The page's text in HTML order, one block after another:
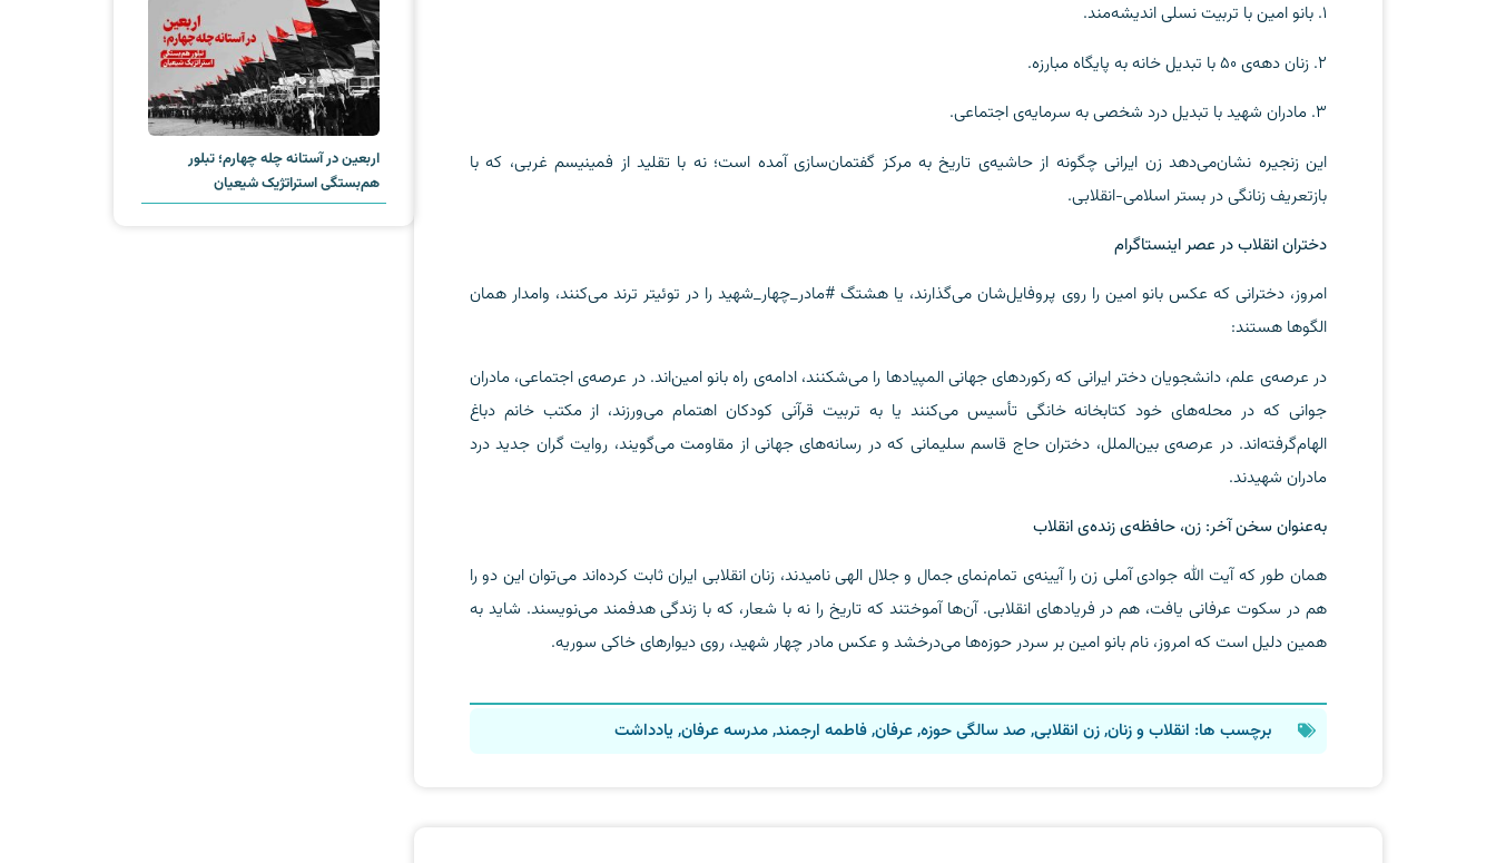
۱. بانو امین با تربیت نسلی اندیشه‌مند.
۲. زنان دهه‌ی ۵۰ با تبدیل خانه به پایگاه مبارزه.
۳. مادران شهید با تبدیل درد شخصی به سرمایه‌ی اجتماعی.
این زنجیره نشان‌می‌دهد زن ایرانی چگونه از حاشیه‌ی تاریخ به مرکز گفتمان‌سازی آمده است؛ نه با تقلید از فمینیسم غربی، که با
بازتعریف زنانگی در بستر اسلامی-انقلابی.
دختران انقلاب در عصر اینستاگرام
امروز، دخترانی که عکس بانو امین را روی پروفایل‌شان می‌گذارند، یا هشتگ #مادر_چهار_شهید را در توئیتر ترند می‌کنند، وامدار همان
الگوها هستند:
در عرصه‌ی علم، دانشجویان دختر ایرانی که رکوردهای جهانی المپیادها را می‌شکنند، ادامه‌ی راه بانو امین‌اند. در عرصه‌ی اجتماعی، مادران
جوانی که در محله‌های خود کتابخانه خانگی تأسیس می‌کنند یا به تربیت قرآنی کودکان اهتمام می‌ورزند، از مکتب خانم دباغ
الهام‌گرفته‌اند. در عرصه‌ی بین‌الملل، دختران حاج قاسم سلیمانی که در رسانه‌های جهانی از مقاومت می‌گویند، روایت گران جدید درد
مادران شهیدند.
به‌عنوان سخن آخر: زن، حافظه‌ی زنده‌ی انقلاب
همان طور که آیت الله جوادی آملی زن را آیینه‌ی تمام‌نمای جمال و جلال الهی نامیدند، زنان انقلابی ایران ثابت کرده‌اند می‌توان این دو را
هم در سکوت عرفانی یافت، هم در فریادهای انقلابی. آن‌ها آموختند که تاریخ را نه با شعار، که با زندگی هدفمند می‌نویسند. شاید به
همین دلیل است که امروز، نام بانو امین بر سردر حوزه‌ها می‌درخشد و عکس مادر چهار شهید، روی دیوارهای خاکی سوریه.
برچسب ها: انقلاب و زنان,زن انقلابی, صد سالگی حوزه,عرفان,فاطمه ارجمند,مدرسه عرفان, یادداشت
اربعین در آستانه چله چهارم؛ تبلور
هم‌بستگی استراتژیک شیعیان